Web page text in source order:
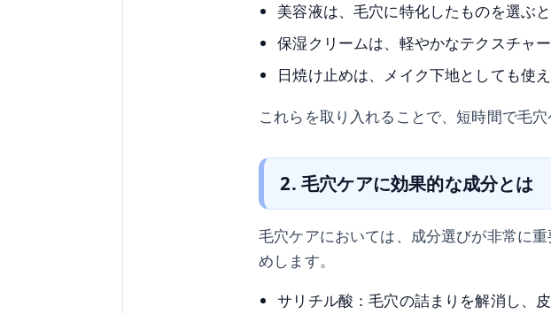
美容液は、毛穴に特化したものを選ぶと
保湿クリームは、軽やかなテクスチャー
日焼け止めは、メイク下地としても使え
これらを取り入れることで、短時間で毛穴
2. 毛穴ケアに効果的な成分とは
毛穴ケアにおいては、成分選びが非常に
めします。
サリチル酸：毛穴の詰まりを解消し、